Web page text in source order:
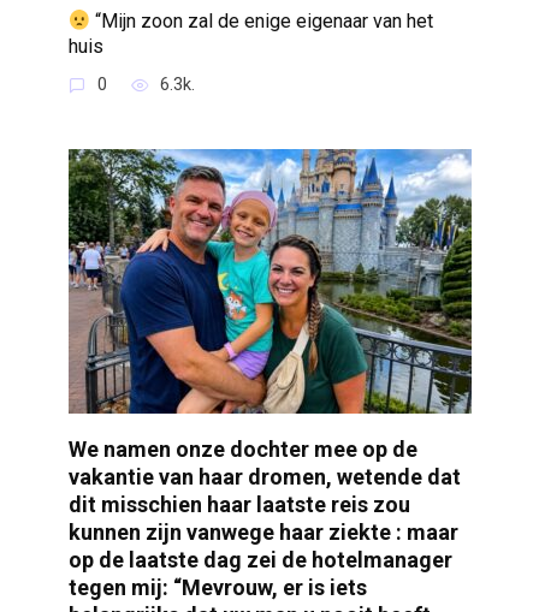
“Mijn zoon zal de enige eigenaar van het
huis
0 6.3k.
We namen onze dochter mee op de
vakantie van haar dromen, wetende dat
dit misschien haar laatste reis zou
kunnen zijn vanwege haar ziekte : maar
op de laatste dag zei de hotelmanager
tegen mij: “Mevrouw, er is iets